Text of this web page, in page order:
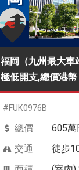
福岡（九州最大車
極低開支,總價港
#FUK0976B
總價
605萬
交通
徒步